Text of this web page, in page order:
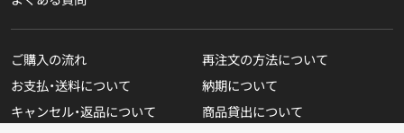
ご購入の流れ
再注文の方法について
お支払・送料について
納期について
キャンセル・返品について
商品貸出について